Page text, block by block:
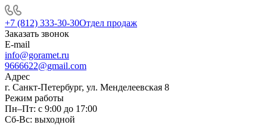
+7 (812) 333-30-30Отдел продаж
Заказать звонок
E-mail
info@goramet.ru
9666622@gmail.com
Адрес
г. Санкт-Петербург, ул. Менделеевская 8
Режим работы
Пн–Пт: с 9:00 до 17:00
Сб-Вс: выходной